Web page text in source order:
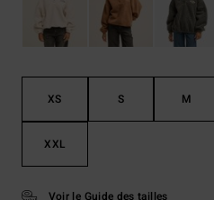
XS S M
XXL